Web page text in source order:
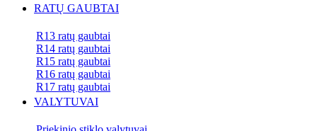
RATŲ GAUBTAI
R13 ratų gaubtai
R14 ratų gaubtai
R15 ratų gaubtai
R16 ratų gaubtai
R17 ratų gaubtai
VALYTUVAI